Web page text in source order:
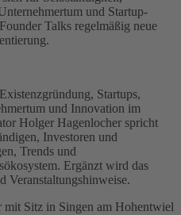
und Startup-
Talks regelmäßig neue
Startups,
und Innovation im
Holger Hagenlocher spricht
Investoren und
Trends und
Ergänzt wird das
Veranstaltungshinweise.
mit Sitz in Singen am Hohentwiel